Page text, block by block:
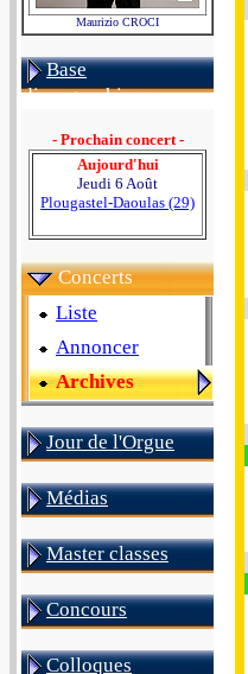
Maurizio CROCI
Base
discographique
- Prochain concert -
Aujourd'hui
Jeudi 6 Août
Plougastel-Daoulas (29)
Concerts
Liste
Annoncer
Archives
Jour de l'Orgue
Médias
Master classes
Concours
Colloques